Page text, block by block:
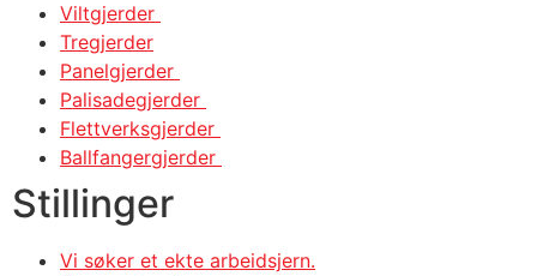
Viltgjerder
Tregjerder
Panelgjerder
Palisadegjerder
Flettverksgjerder
Ballfangergjerder
Stillinger
Vi søker et ekte arbeidsjern.